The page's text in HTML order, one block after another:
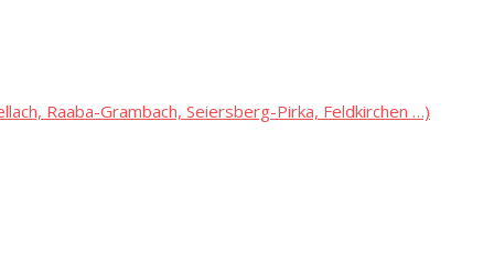
Raaba-Grambach, Seiersberg-Pirka, Feldkirchen …)